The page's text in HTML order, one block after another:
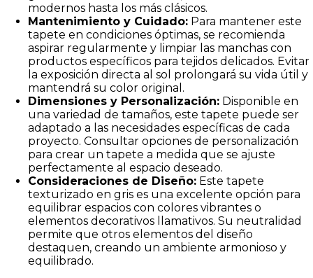
modernos hasta los más clásicos.
Mantenimiento y Cuidado: Para mantener este
tapete en condiciones óptimas, se recomienda
aspirar regularmente y limpiar las manchas con
productos específicos para tejidos delicados. Evitar
la exposición directa al sol prolongará su vida útil y
mantendrá su color original.
Dimensiones y Personalización: Disponible en
una variedad de tamaños, este tapete puede ser
adaptado a las necesidades específicas de cada
proyecto. Consultar opciones de personalización
para crear un tapete a medida que se ajuste
perfectamente al espacio deseado.
Consideraciones de Diseño: Este tapete
texturizado en gris es una excelente opción para
equilibrar espacios con colores vibrantes o
elementos decorativos llamativos. Su neutralidad
permite que otros elementos del diseño
destaquen, creando un ambiente armonioso y
equilibrado.